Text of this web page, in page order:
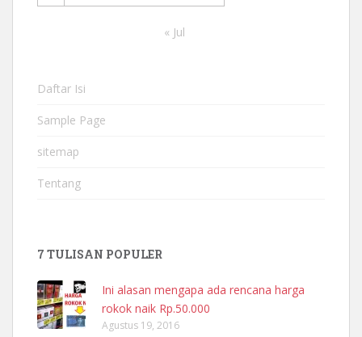
« Jul
Daftar Isi
Sample Page
sitemap
Tentang
7 TULISAN POPULER
Ini alasan mengapa ada rencana harga
rokok naik Rp.50.000
Agustus 19, 2016